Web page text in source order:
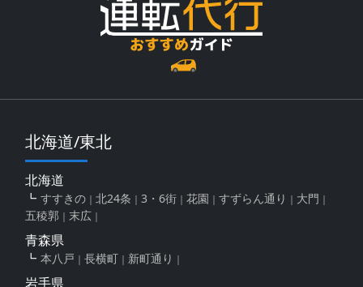
北海道/東北
北海道
すすきの 北24条 3・6街 花園 すずらん通り
大門
五稜郭
末広
青森県
本八戸 長横町 新町通り
岩手県